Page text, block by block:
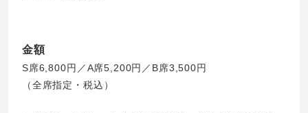
金額
S席6,800円／A席5,200円／B席3,500円
（全席指定・税込）